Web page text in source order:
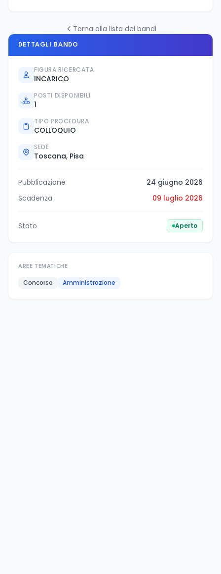
Torna alla lista dei bandi
DETTAGLI BANDO
FIGURA RICERCATA
INCARICO
POSTI DISPONIBILI
1
TIPO PROCEDURA
COLLOQUIO
SEDE
Toscana, Pisa
Pubblicazione
24 giugno 2026
Scadenza
09 luglio 2026
Stato Aperto
AREE TEMATICHE
Concorso Amministrazione